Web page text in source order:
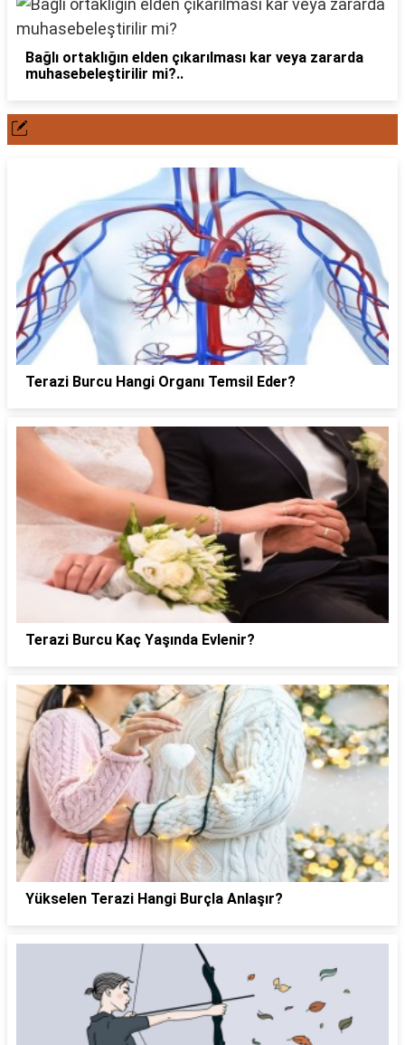
Bağlı ortaklığın elden çıkarılması kar veya zararda
muhasebeleştirilir mi?..
Terazi Burcu Hangi Organı Temsil Eder?
Terazi Burcu Kaç Yaşında Evlenir?
Yükselen Terazi Hangi Burçla Anlaşır?